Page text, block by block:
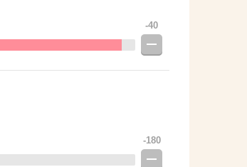
-40
-180